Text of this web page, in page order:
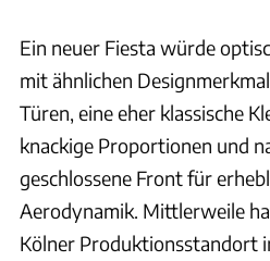
Ein neuer Fiesta würde
mit ähnlichen
Türen, eine eher klassische
knackige Proportionen und
geschlossene Front für
Aerodynamik. Mittlerweile
Kölner Produktionsstandort